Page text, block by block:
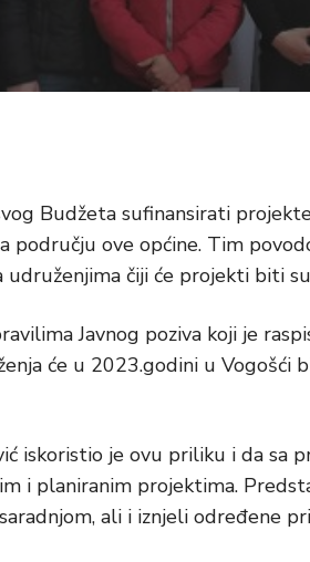
Budžeta sufinansirati
području ove općine. Tim
čiji će projekti biti
Javnog poziva koji je
će u 2023.godini u Vogošći
iskoristio je ovu priliku i da sa
i planiranim projektima.
ali i iznjeli određene